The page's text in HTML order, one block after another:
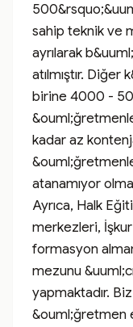
sahip teknik ve
ayrılarak
atılmıştır. Diğer
birine 4000 -
kadar az
atanamıyor
Ayrıca, Halk
merkezleri,
formasyon
mezunu
yapmaktadır.
&ouml;ğretmen